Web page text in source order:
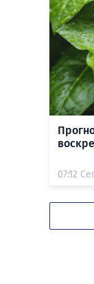
07:12